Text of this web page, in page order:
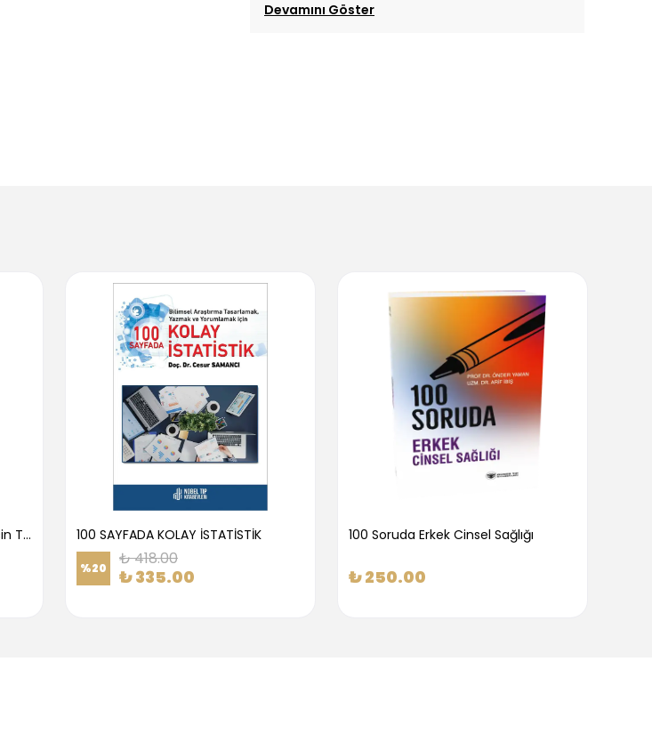
Devamını Göster
1.Basamakta Çalışan Hekimler İçin Temel Obstetrik Ve Jinekoloji Bilgisi 100 SAYFADA KOLAY İSTATİSTİK
%20 ₺ 418.00
₺ 335.00
100 Soruda Erkek Cinsel Sağlığı
₺ 250.00